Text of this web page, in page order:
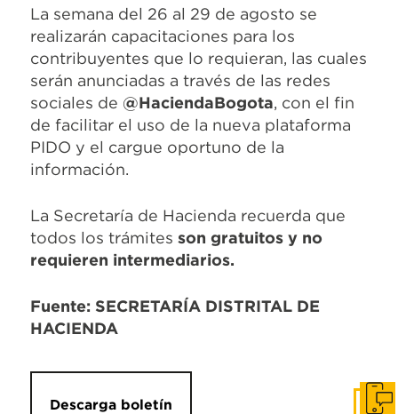
La semana del 26 al 29 de agosto se
realizarán capacitaciones para los
contribuyentes que lo requieran, las cuales
serán anunciadas a través de las redes
sociales de @HaciendaBogota, con el fin
de facilitar el uso de la nueva plataforma
PIDO y el cargue oportuno de la
información.
La Secretaría de Hacienda recuerda que
todos los trámites son gratuitos y no
requieren intermediarios.
Fuente: SECRETARÍA DISTRITAL DE
HACIENDA
Descarga boletín